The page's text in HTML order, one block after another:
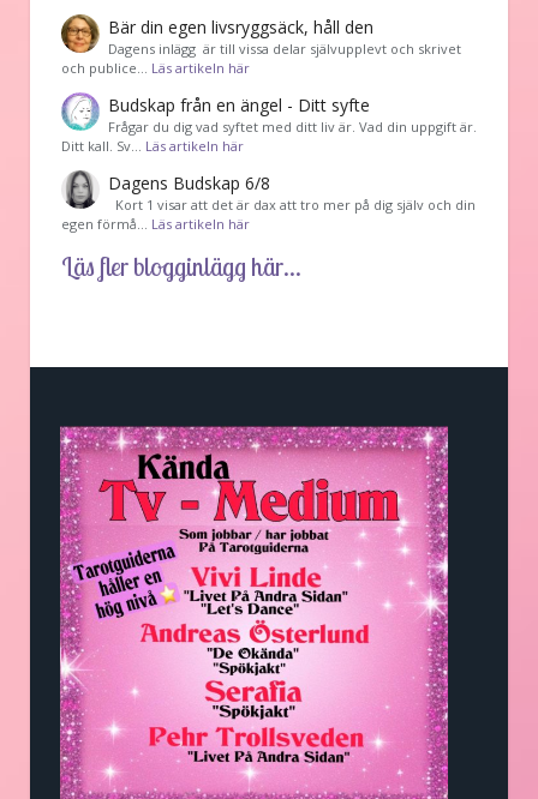
Bär din egen livsryggsäck, håll den
Dagens inlägg är till vissa delar självupplevt och skrivet
och publice… Läs artikeln här
Budskap från en ängel - Ditt syfte
Frågar du dig vad syftet med ditt liv är. Vad din uppgift är.
Ditt kall. Sv… Läs artikeln här
Dagens Budskap 6/8
Kort 1 visar att det är dax att tro mer på dig själv och din
egen förmå… Läs artikeln här
Läs fler blogginlägg här...